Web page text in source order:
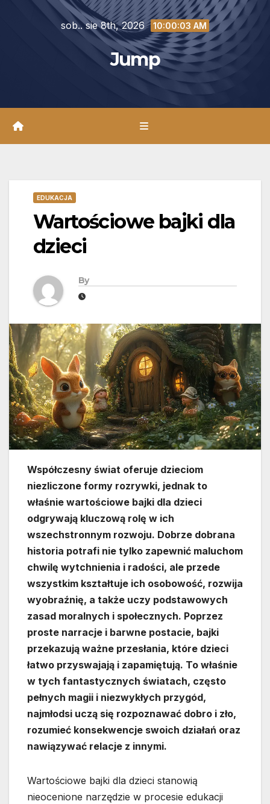
sob.. sie 8th, 2026 10:00:04 AM
Jump
EDUKACJA
Wartościowe bajki dla
dzieci
By
Współczesny świat oferuje dzieciom
niezliczone formy rozrywki, jednak to
właśnie wartościowe bajki dla dzieci
odgrywają kluczową rolę w ich
wszechstronnym rozwoju. Dobrze dobrana
historia potrafi nie tylko zapewnić maluchom
chwilę wytchnienia i radości, ale przede
wszystkim kształtuje ich osobowość, rozwija
wyobraźnię, a także uczy podstawowych
zasad moralnych i społecznych. Poprzez
proste narracje i barwne postacie, bajki
przekazują ważne przesłania, które dzieci
łatwo przyswajają i zapamiętują. To właśnie
w tych fantastycznych światach, często
pełnych magii i niezwykłych przygód,
najmłodsi uczą się rozpoznawać dobro i zło,
rozumieć konsekwencje swoich działań oraz
nawiązywać relacje z innymi.
Wartościowe bajki dla dzieci stanowią
nieocenione narzędzie w procesie edukacji